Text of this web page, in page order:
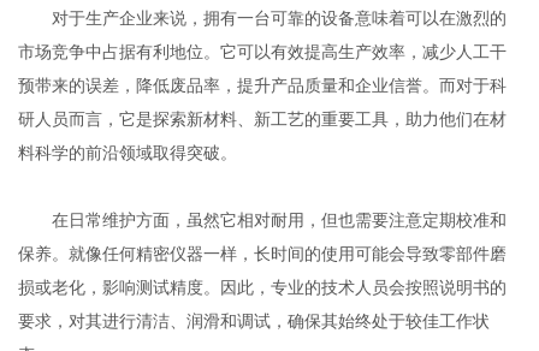
对于生产企业来说，拥有一台可靠的设备意味着可以在激烈的
市场竞争中占据有利地位。它可以有效提高生产效率，减少人工干
预带来的误差，降低废品率，提升产品质量和企业信誉。而对于科
研人员而言，它是探索新材料、新工艺的重要工具，助力他们在材
料科学的前沿领域取得突破。
在日常维护方面，虽然它相对耐用，但也需要注意定期校准和
保养。就像任何精密仪器一样，长时间的使用可能会导致零部件磨
损或老化，影响测试精度。因此，专业的技术人员会按照说明书的
要求，对其进行清洁、润滑和调试，确保其始终处于较佳工作状